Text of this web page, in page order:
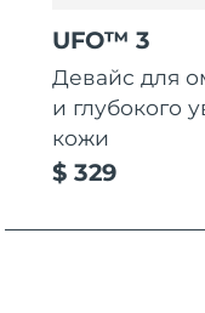
UFO™ 3
Девайс для
и глубокого
кожи
$ 329